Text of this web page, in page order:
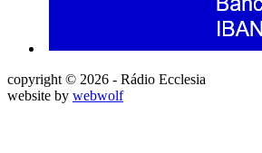
copyright © 2026 - Rádio Ecclesia
website by webwolf